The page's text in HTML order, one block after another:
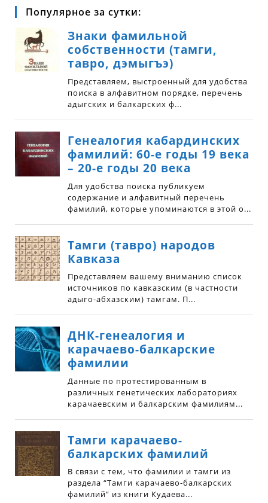
Популярное за сутки: